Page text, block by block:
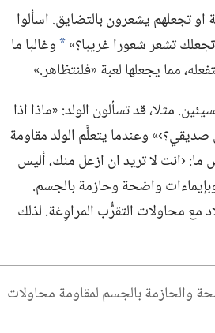
او تجعلهم يشعرون بالتضايق.‏ اسألوا
تجعلك تشعر شعورا غريبا؟‏»‏ * وغالبا ما
مما يجعلها لعبة «فلنتظاهر.‏»‏
مثلا،‏ قد تسألون الولد:‏ «ماذا اذا
وعندما يتعلَّم الولد مقاومة
‹انت لا تريد ان ازعل منك،‏ أليس
واضحة وحازمة بالجسم.‏
مع محاولات التقرُّب المراوِغة.‏ لذلك
والحازمة بالجسم لمقاومة محاولات